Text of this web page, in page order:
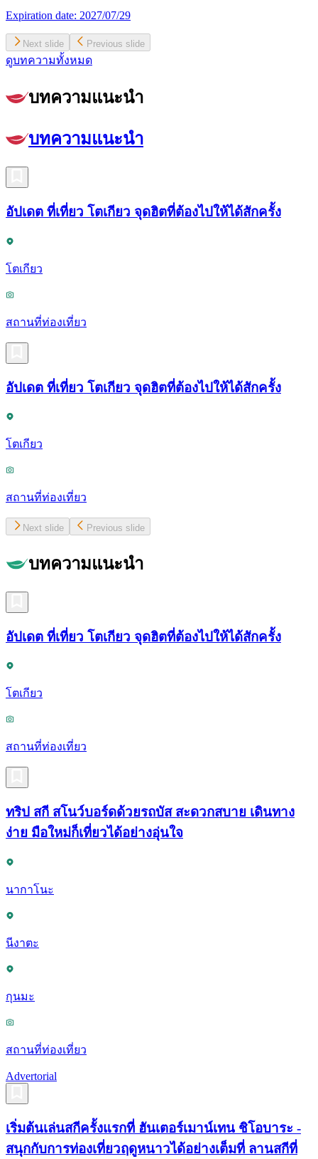
Expiration date: 2027/07/29
Next slide Previous slide
ดูบทความทั้งหมด
บทความแนะนำ
บทความแนะนำ
อัปเดต ที่เที่ยว โตเกียว จุดฮิตที่ต้องไปให้ได้สักครั้ง
โตเกียว
สถานที่ท่องเที่ยว
อัปเดต ที่เที่ยว โตเกียว จุดฮิตที่ต้องไปให้ได้สักครั้ง
โตเกียว
สถานที่ท่องเที่ยว
Next slide Previous slide
บทความแนะนำ
อัปเดต ที่เที่ยว โตเกียว จุดฮิตที่ต้องไปให้ได้สักครั้ง
โตเกียว
สถานที่ท่องเที่ยว
ทริป สกี สโนว์บอร์ดด้วยรถบัส สะดวกสบาย เดินทาง
ง่าย มือใหม่ก็เที่ยวได้อย่างอุ่นใจ
นากาโนะ
นีงาตะ
กุนมะ
สถานที่ท่องเที่ยว
Advertorial
เริ่มต้นเล่นสกีครั้งแรกที่ ฮันเตอร์เมาน์เทน ชิโอบาระ -
สนุกกับการท่องเที่ยวฤดูหนาวได้อย่างเต็มที่ ลานสกีที่